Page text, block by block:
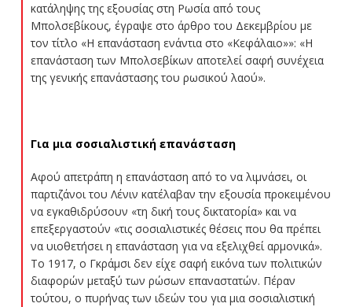
κατάληψης της εξουσίας στη Ρωσία από τους
Μπολσεβίκους, έγραψε στο άρθρο του Δεκεμβρίου με
τον τίτλο «Η επανάσταση ενάντια στο «Κεφάλαιο»»: «Η
επανάσταση των Μπολσεβίκων αποτελεί σαφή συνέχεια
της γενικής επανάστασης του ρωσικού λαού».
Για μια σοσιαλιστική επανάσταση
Αφού απετράπη η επανάσταση από το να λιμνάσει, οι
παρτιζάνοι του Λένιν κατέλαβαν την εξουσία προκειμένου
να εγκαθιδρύσουν «τη δική τους δικτατορία» και να
επεξεργαστούν «τις σοσιαλιστικές θέσεις που θα πρέπει
να υιοθετήσει η επανάσταση για να εξελιχθεί αρμονικά».
Το 1917, ο Γκράμσι δεν είχε σαφή εικόνα των πολιτικών
διαφορών μεταξύ των ρώσων επαναστατών. Πέραν
τούτου, ο πυρήνας των ιδεών του για μια σοσιαλιστική